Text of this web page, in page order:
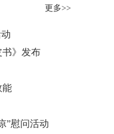
更多>>
书》发布
能
”慰问活动